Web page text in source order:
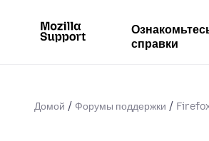
справки
Домой Форумы поддержки